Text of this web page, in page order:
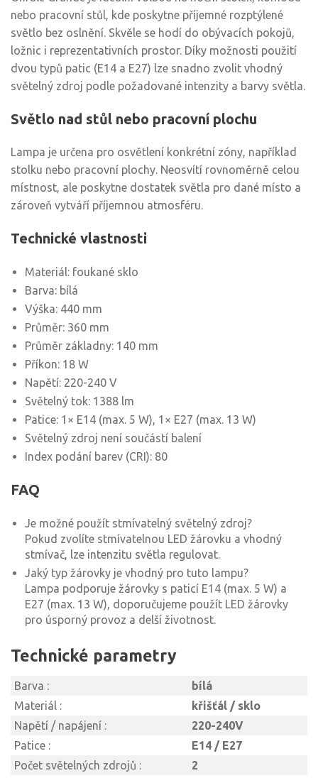
nebo pracovní stůl, kde poskytne příjemné rozptýlené
světlo bez oslnění. Skvěle se hodí do obývacích pokojů,
ložnic i reprezentativních prostor. Díky možnosti použití
dvou typů patic (E14 a E27) lze snadno zvolit vhodný
světelný zdroj podle požadované intenzity a barvy světla.
Světlo nad stůl nebo pracovní plochu
Lampa je určena pro osvětlení konkrétní zóny, například
stolku nebo pracovní plochy. Neosvítí rovnoměrně celou
místnost, ale poskytne dostatek světla pro dané místo a
zároveň vytváří příjemnou atmosféru.
Technické vlastnosti
Materiál: foukané sklo
Barva: bílá
Výška: 440 mm
Průměr: 360 mm
Průměr základny: 140 mm
Příkon: 18 W
Napětí: 220-240 V
Světelný tok: 1388 lm
Patice: 1× E14 (max. 5 W), 1× E27 (max. 13 W)
Světelný zdroj není součástí balení
Index podání barev (CRI): 80
FAQ
Je možné použít stmívatelný světelný zdroj?
Pokud zvolíte stmívatelnou LED žárovku a vhodný
stmívač, lze intenzitu světla regulovat.
Jaký typ žárovky je vhodný pro tuto lampu?
Lampa podporuje žárovky s paticí E14 (max. 5 W) a
E27 (max. 13 W), doporučujeme použít LED žárovky
pro úsporný provoz a delší životnost.
Technické parametry
Barva :
bílá
Materiál :
křišťál / sklo
Napětí / napájení :
220-240V
Patice :
E14 / E27
Počet světelných zdrojů :
2